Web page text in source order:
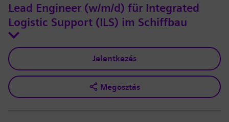
Lead Engineer (w/m/d) für Integrated
Logistic Support (ILS) im Schiffbau
Jelentkezés
Megosztás